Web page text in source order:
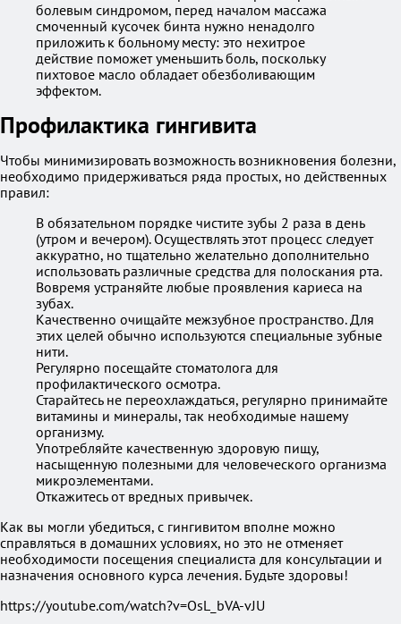
болевым синдромом, перед началом массажа
смоченный кусочек бинта нужно ненадолго
приложить к больному месту: это нехитрое
действие поможет уменьшить боль, поскольку
пихтовое масло обладает обезболивающим
эффектом.
Профилактика гингивита
Чтобы минимизировать возможность возникновения болезни,
необходимо придерживаться ряда простых, но действенных
правил:
В обязательном порядке чистите зубы 2 раза в день
(утром и вечером). Осуществлять этот процесс следует
аккуратно, но тщательно желательно дополнительно
использовать различные средства для полоскания рта.
Вовремя устраняйте любые проявления кариеса на
зубах.
Качественно очищайте межзубное пространство. Для
этих целей обычно используются специальные зубные
нити.
Регулярно посещайте стоматолога для
профилактического осмотра.
Старайтесь не переохлаждаться, регулярно принимайте
витамины и минералы, так необходимые нашему
организму.
Употребляйте качественную здоровую пищу,
насыщенную полезными для человеческого организма
микроэлементами.
Откажитесь от вредных привычек.
Как вы могли убедиться, с гингивитом вполне можно
справляться в домашних условиях, но это не отменяет
необходимости посещения специалиста для консультации и
назначения основного курса лечения. Будьте здоровы!
https://youtube.com/watch?v=OsL_bVA-vJU